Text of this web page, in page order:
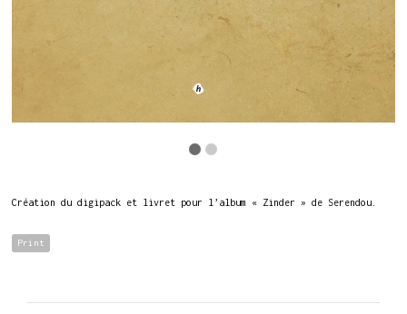
Création du digipack et livret pour l’album « Zinder » de Serendou.
Print